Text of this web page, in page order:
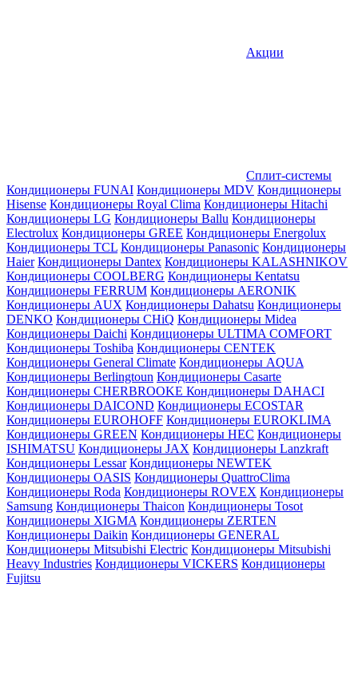
Акции
Сплит-системы
Кондиционеры FUNAI Кондиционеры MDV Кондиционеры
Hisense Кондиционеры Royal Clima Кондиционеры Hitachi
Кондиционеры LG Кондиционеры Ballu Кондиционеры
Electrolux Кондиционеры GREE Кондиционеры Energolux
Кондиционеры TCL Кондиционеры Panasonic Кондиционеры
Haier Кондиционеры Dantex Кондиционеры KALASHNIKOV
Кондиционеры СOOLBERG Кондиционеры Kentatsu
Кондиционеры FERRUM Кондиционеры AERONIK
Кондиционеры AUX Кондиционеры Dahatsu Кондиционеры
DENKO Кондиционеры CHiQ Кондиционеры Midea
Кондиционеры Daichi Кондиционеры ULTIMA COMFORT
Кондиционеры Toshiba Кондиционеры CENTEK
Кондиционеры General Climate Кондиционеры AQUA
Кондиционеры Berlingtoun Кондиционеры Casarte
Кондиционеры CHERBROOKE Кондиционеры DAHACI
Кондиционеры DAICOND Кондиционеры ECOSTAR
Кондиционеры EUROHOFF Кондиционеры EUROKLIMA
Кондиционеры GREEN Кондиционеры HEC Кондиционеры
ISHIMATSU Кондиционеры JAX Кондиционеры Lanzkraft
Кондиционеры Lessar Кондиционеры NEWTEK
Кондиционеры OASIS Кондиционеры QuattroClima
Кондиционеры Roda Кондиционеры ROVEX Кондиционеры
Samsung Кондиционеры Thaicon Кондиционеры Tosot
Кондиционеры XIGMA Кондиционеры ZERTEN
Кондиционеры Daikin Кондиционеры GENERAL
Кондиционеры Mitsubishi Electric Кондиционеры Mitsubishi
Heavy Industries Кондиционеры VICKERS Кондиционеры
Fujitsu